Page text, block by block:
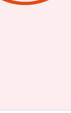
Verkehr.